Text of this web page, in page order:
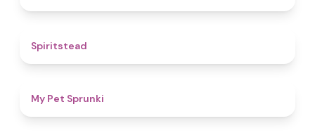
Spiritstead
My Pet Sprunki​